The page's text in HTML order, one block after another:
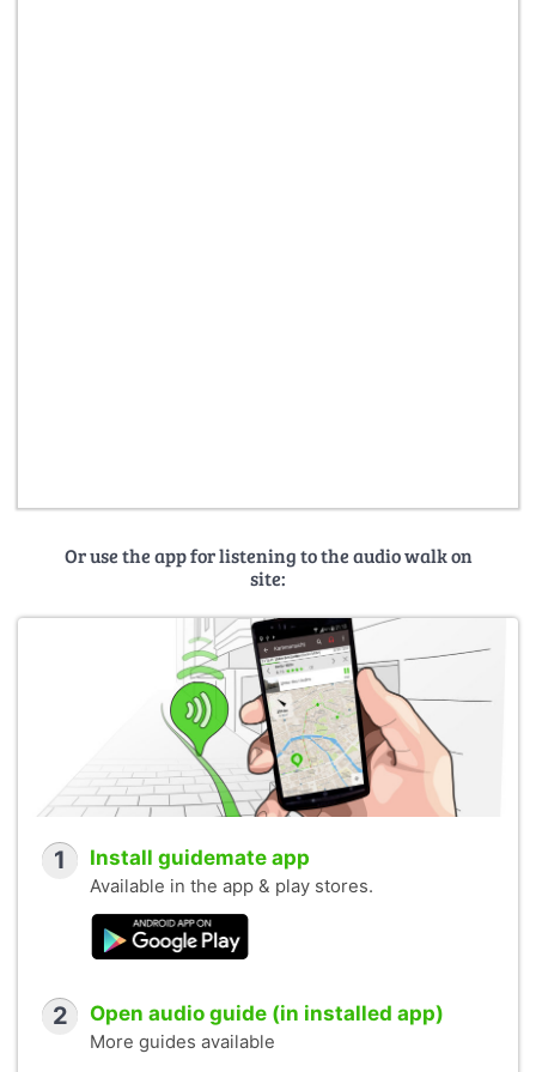
Or use the app for listening to the audio walk on
site:
1 Install guidemate app
Available in the app & play stores.
2 Open audio guide (in installed app)
More guides available